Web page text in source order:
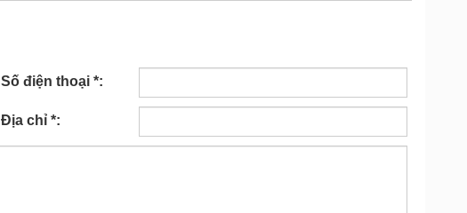
Số điện thoại *:
Địa chỉ *: